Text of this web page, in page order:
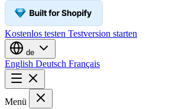
Kostenlos testen Testversion starten
de
English Deutsch Français
Menü